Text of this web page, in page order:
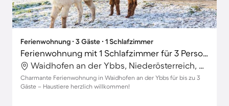
Ferienwohnung ∙ 3 Gäste ∙ 1 Schlafzimmer
Ferienwohnung mit 1 Schlafzimmer für 3 Personen
Waidhofen an der Ybbs, Niederösterreich, Österreich
Charmante Ferienwohnung in Waidhofen an der Ybbs für bis zu 3
Gäste – Haustiere herzlich willkommen!